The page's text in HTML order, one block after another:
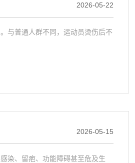
2026-05-22
与普通人群不同，运动员烫伤后不
2026-05-15
染、留疤、功能障碍甚至危及生